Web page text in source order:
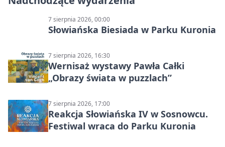
7 sierpnia 2026, 00:00
Słowiańska Biesiada w Parku Kuronia
7 sierpnia 2026, 16:30
Wernisaż wystawy Pawła Całki
„Obrazy świata w puzzlach”
7 sierpnia 2026, 17:00
Reakcja Słowiańska IV w Sosnowcu.
Festiwal wraca do Parku Kuronia